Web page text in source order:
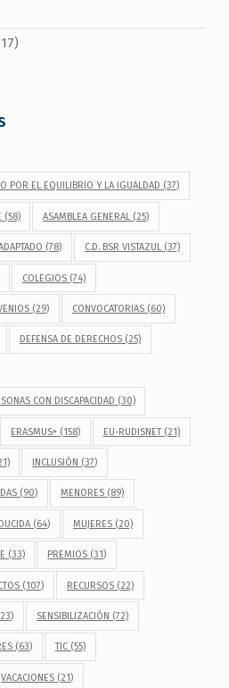
POR EL EQUILIBRIO Y LA IGUALDAD (37)
(58) ASAMBLEA GENERAL (25)
(78) C.D. BSR VISTAZUL(37)
COLEGIOS(74)
(29) CONVOCATORIAS(60)
DEFENSA DE DERECHOS(25)
CON DISCAPACIDAD (30)
ERASMUS+ (158) EU-RUDISNET(21)
INCLUSIÓN (37)
(90) MENORES(89)
(64) MUJERES(20)
(33) PREMIOS (31)
(107) RECURSOS(22)
SENSIBILIZACIÓN (72)
(63) TIC(55)
VACACIONES (21)